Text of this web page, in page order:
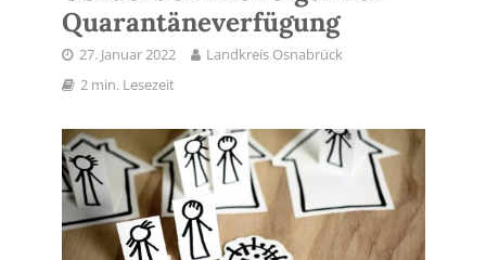
Quarantäneverfügung
27. Januar 2022
Landkreis Osnabrück
2 min. Lesezeit